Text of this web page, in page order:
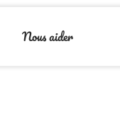
Nous aider